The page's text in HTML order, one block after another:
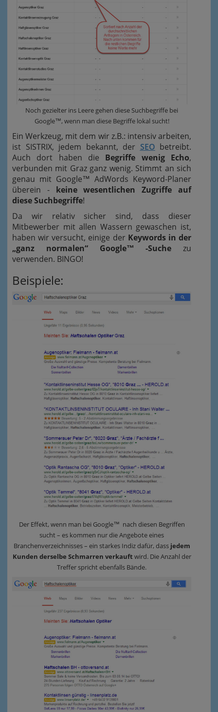
Noch gezielter ins Leere gehen diese Suchbegriffe bei
Google™, wenn man diese Begriffe lokal sucht!
Ein Werkzeug, mit dem wir z.B.: intensiv arbeiten,
ist SISTRIX, jedem bekannt, der SEO betreibt.
Auch dort haben die Begriffe wenig Echo,
verbunden mit Graz ganz wenig. Stimmt an sich
genau mit Google™ AdWords Keyword-Planer
überein - keine wesentlichen Zugriffe auf
diese Suchbegriffe!
Da wir relativ sicher sind, dass dieser
Mitbewerber mit allen Wassern gewaschen ist,
haben wir versucht, einige der Keywords in der
„ganz normalen“ Google™ -Suche zu
verwenden. BINGO!
Beispiele:
Der Effekt, wenn man bei Google™ nach diesen Begriffen
sucht – es kommen nur die Angebote eines
Branchenverzeichnisses – ein starkes Indiz dafür, dass jedem
Kunden derselbe Schmarren verkauft wird. Die Anzahl der
Treffer spricht ebenfalls Bände.